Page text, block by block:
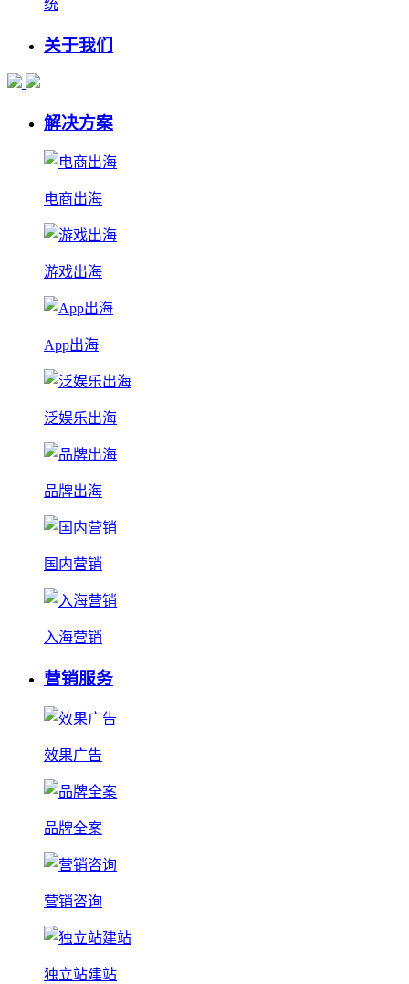
统
关于我们
解决方案
电商出海
游戏出海
App出海
泛娱乐出海
品牌出海
国内营销
入海营销
营销服务
效果广告
品牌全案
营销咨询
独立站建站